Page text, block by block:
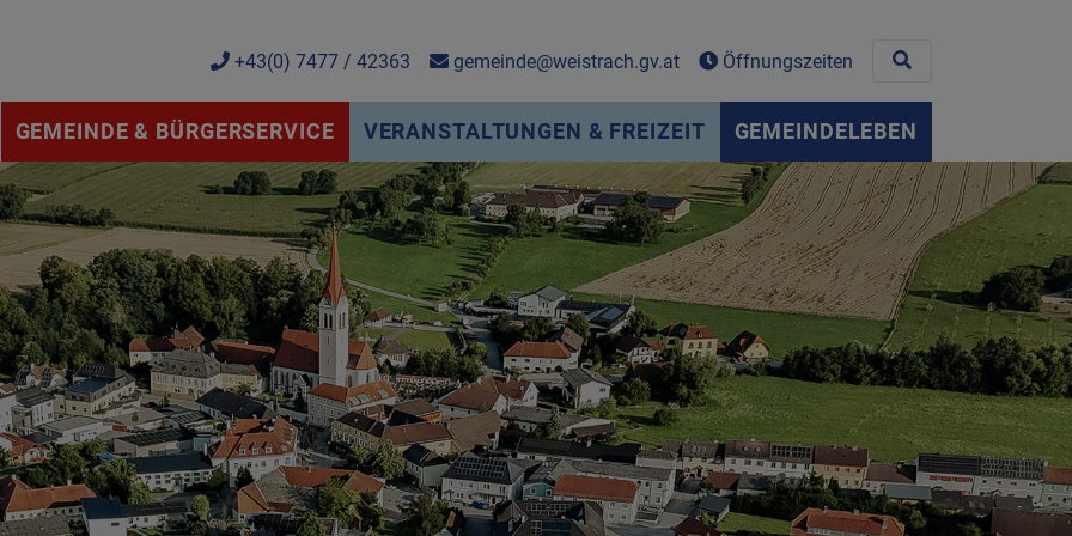
+43(0) 7477 / 42363 gemeinde@weistrach.gv.at Öffnungszeiten
GEMEINDE & BÜRGERSERVICE VERANSTALTUNGEN & FREIZEIT GEMEINDELEBEN